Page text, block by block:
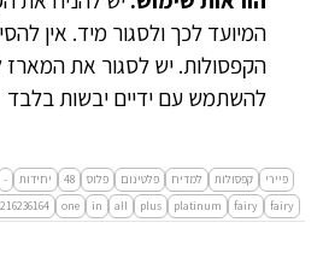
המיועד לכך ולסגור מיד. אין
הקפסולות. יש לסגור את
להשתמש עם ידיים יבשות בלבד
פיירי קפסולות למדיח פלטינום פלוס 48 יחידות -
fairy
fairy
platinum
plus
all
in
one